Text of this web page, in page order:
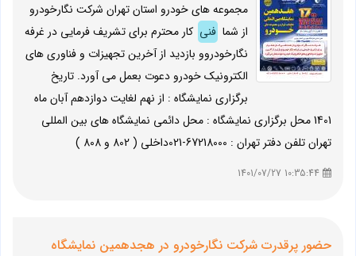
مجموعه های خودرو استان تهران شرکت نگارخودرو
از شما فنی کار محترم برای تشریف فرمایی در غرفه
نگارخودروو بازدید از آخرین تجهیزات و فناوری های
الکترونیک خودرو دعوت بعمل می آورد. تاریخ
برگزاری نمایشگاه : از نهم لغایت دوازدهم آبان ماه
1401 محل برگزاری نمایشگاه : محل دائمی نمایشگاه های بین المللی
تهران تلفن دفتر تهران : 67218000-021داخلی ( 802 و 808 )
حضور پرقدرت شرکت نگارخودرو در هجدهمین نمایشگاه